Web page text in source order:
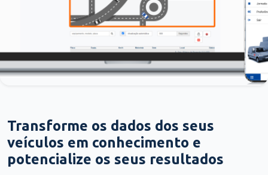
Transforme os dados dos seus
veículos em conhecimento e
potencialize os seus resultados